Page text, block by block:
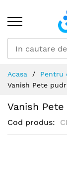
Continut
Acasa Pentru
Vanish Pete
Vanish
Cod produs